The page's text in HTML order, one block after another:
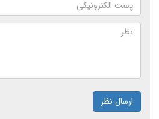
ارسال نظر